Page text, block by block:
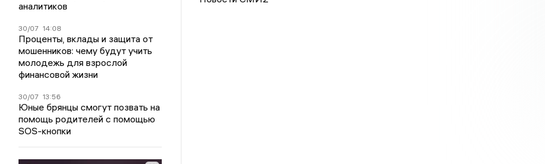
аналитиков
30/07 14:08
Проценты, вклады и защита от
мошенников: чему будут учить
молодежь для взрослой
финансовой жизни
30/07 13:56
Юные брянцы смогут позвать на
помощь родителей с помощью
SOS-кнопки